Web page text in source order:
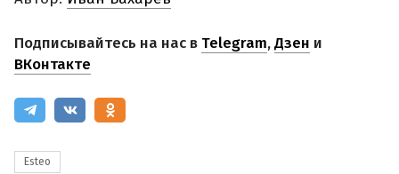
Подписывайтесь на нас в Telegram,Дзен и
ВКонтакте
Esteo